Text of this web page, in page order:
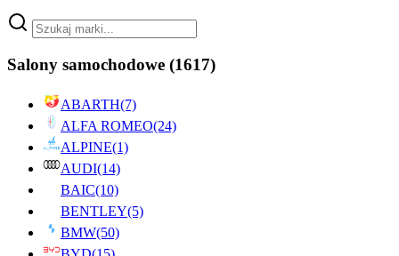
Salony samochodowe (1617)
ABARTH(7)
ALFA ROMEO(24)
ALPINE(1)
AUDI(14)
BAIC(10)
BENTLEY(5)
BMW(50)